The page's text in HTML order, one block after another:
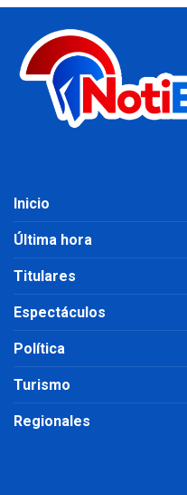
Inicio
Última hora
Titulares
Espectáculos
Política
Turismo
Regionales